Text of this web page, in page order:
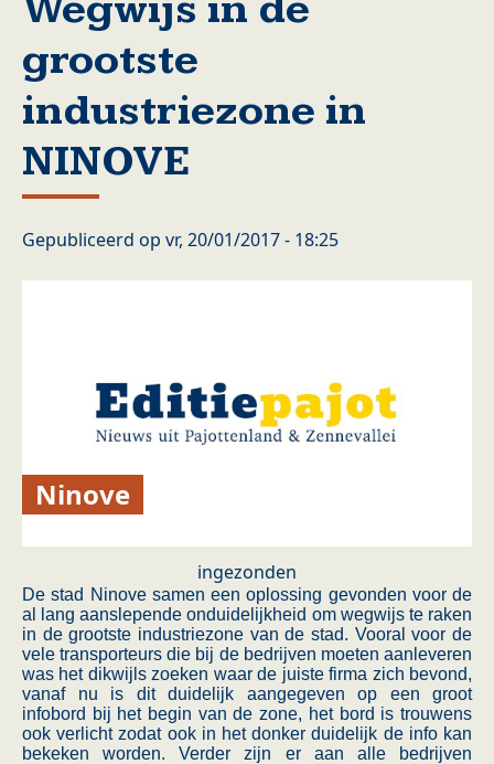
grootste
industriezone in
NINOVE
Gepubliceerd op vr, 20/01/2017 - 18:25
Ninove
ingezonden
De stad Ninove samen een oplossing gevonden voor de
al lang aanslepende onduidelijkheid om wegwijs te raken
in de grootste industriezone van de stad. Vooral voor de
vele transporteurs die bij de bedrijven moeten aanleveren
was het dikwijls zoeken waar de juiste firma zich bevond,
vanaf nu is dit duidelijk aangegeven op een groot
infobord bij het begin van de zone, het bord is trouwens
ook verlicht zodat ook in het donker duidelijk de info kan
bekeken worden. Verder zijn er aan alle bedrijven